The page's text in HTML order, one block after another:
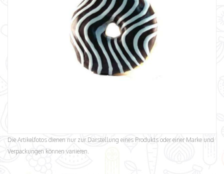
Die Artikelfotos dienen nur zur Darstellung eines Produkts oder einer Marke und
Verpackungen können variieren.